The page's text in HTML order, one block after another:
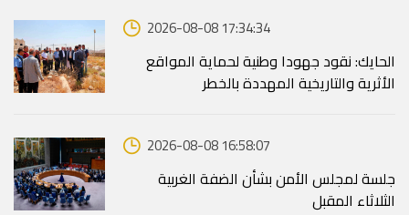
2026-08-08 17:34:34
الحايك: نقود جهودا وطنية لحماية المواقع
الأثرية والتاريخية المهددة بالخطر
2026-08-08 16:58:07
جلسة لمجلس الأمن بشأن الضفة الغربية
الثلاثاء المقبل